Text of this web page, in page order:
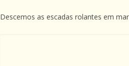
Descemos as escadas rolantes em